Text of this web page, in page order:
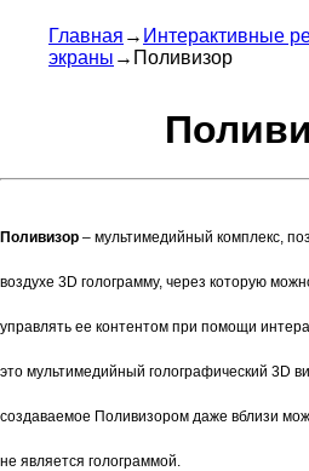
Главная → Интерактивные
экраны → Поливизор
Поливизор – мультимедийный комплекс,
воздухе 3D голограмму, через которую
управлять ее контентом при помощи
это мультимедийный голографический 3D
создаваемое Поливизором даже вблизи
не является голограммой.